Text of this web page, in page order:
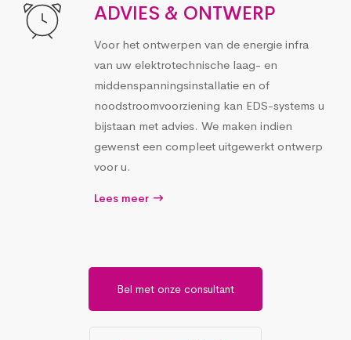
ADVIES & ONTWERP
Voor het ontwerpen van de energie infra
van uw elektrotechnische laag- en
middenspanningsinstallatie en of
noodstroomvoorziening kan EDS-systems u
bijstaan met advies. We maken indien
gewenst een compleet uitgewerkt ontwerp
voor u.
Lees meer
Bel met onze consultant